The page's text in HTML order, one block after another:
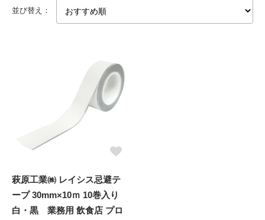
並び替え：
萩原工業㈱ レイシス忌避テ
ープ 30mm×10ｍ 10巻入り
白・黒 業務用 飲食店 プロ